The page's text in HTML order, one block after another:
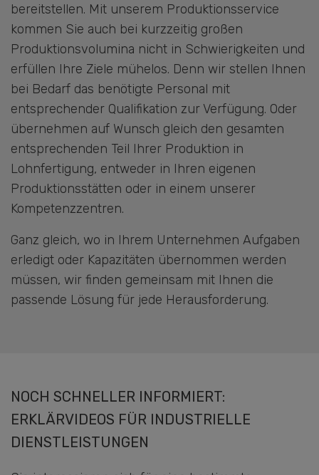
bereitstellen. Mit unserem Produktionsservice
kommen Sie auch bei kurzzeitig großen
Produktionsvolumina nicht in Schwierigkeiten und
erfüllen Ihre Ziele mühelos. Denn wir stellen Ihnen
bei Bedarf das benötigte Personal mit
entsprechender Qualifikation zur Verfügung. Oder
übernehmen auf Wunsch gleich den gesamten
entsprechenden Teil Ihrer Produktion in
Lohnfertigung, entweder in Ihren eigenen
Produktionsstätten oder in einem unserer
Kompetenzzentren.
Ganz gleich, wo in Ihrem Unternehmen Aufgaben
erledigt oder Kapazitäten übernommen werden
müssen, wir finden gemeinsam mit Ihnen die
passende Lösung für jede Herausforderung.
NOCH SCHNELLER INFORMIERT:
ERKLÄRVIDEOS FÜR INDUSTRIELLE
DIENSTLEISTUNGEN